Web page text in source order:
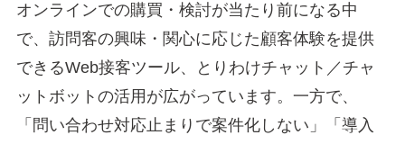
オンラインでの購買・検討が当たり前になる中
で、訪問客の興味・関心に応じた顧客体験を提供
できるWeb接客ツール、とりわけチャット／チャ
ットボットの活用が広がっています。一方で、
「問い合わせ対応止まりで案件化しない」「導入